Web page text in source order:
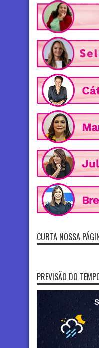
CURTA NOSSA
PREVISÃO DO